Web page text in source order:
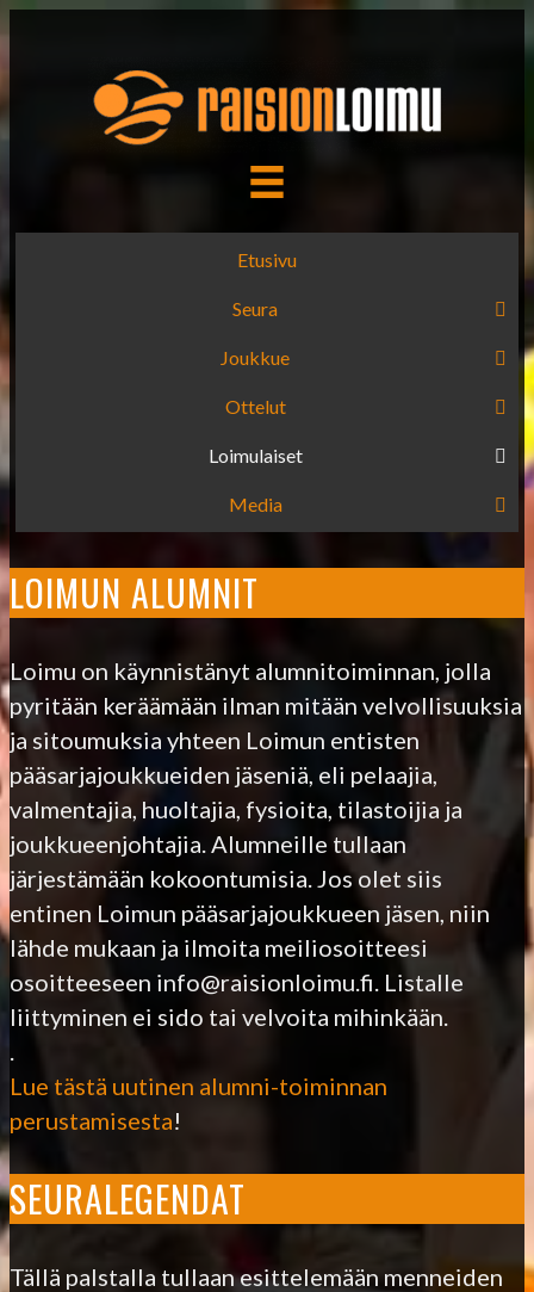
Etusivu
Seura
Joukkue
Ottelut
Loimulaiset
Media
LOIMUN ALUMNIT
Loimu on käynnistänyt alumnitoiminnan, jolla
pyritään keräämään ilman mitään velvollisuuksia
ja sitoumuksia yhteen Loimun entisten
pääsarjajoukkueiden jäseniä, eli pelaajia,
valmentajia, huoltajia, fysioita, tilastoijia ja
joukkueenjohtajia. Alumneille tullaan
järjestämään kokoontumisia. Jos olet siis
entinen Loimun pääsarjajoukkueen jäsen, niin
lähde mukaan ja ilmoita meiliosoitteesi
osoitteeseen info@raisionloimu.fi. Listalle
liittyminen ei sido tai velvoita mihinkään.
.
Lue tästä uutinen alumni-toiminnan
perustamisesta!
SEURALEGENDAT
Tällä palstalla tullaan esittelemään menneiden